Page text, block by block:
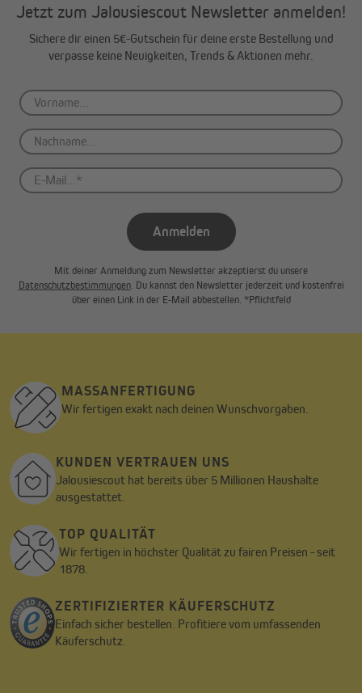
Jetzt zum Jalousiescout Newsletter anmelden!
Sichere dir einen 5€-Gutschein für deine erste Bestellung und
verpasse keine Neuigkeiten, Trends & Aktionen mehr.
Anmelden
Mit deiner Anmeldung zum Newsletter akzeptierst du unsere
Datenschutzbestimmungen. Du kannst den Newsletter jederzeit und kostenfrei
über einen Link in der E-Mail abbestellen. *Pflichtfeld
MASSANFERTIGUNG
Wir fertigen exakt nach deinen Wunschvorgaben.
KUNDEN VERTRAUEN UNS
Jalousiescout hat bereits über 5 Millionen Haushalte
ausgestattet.
TOP QUALITÄT
Wir fertigen in höchster Qualität zu fairen Preisen - seit
1878.
ZERTIFIZIERTER KÄUFERSCHUTZ
Einfach sicher bestellen. Profitiere vom umfassenden
Käuferschutz.